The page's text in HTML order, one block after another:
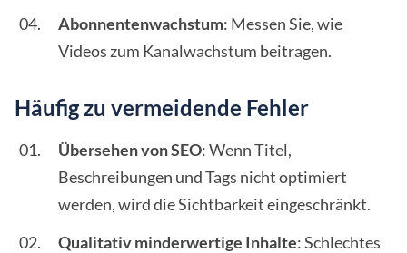
Abonnentenwachstum: Messen Sie, wie
Videos zum Kanalwachstum beitragen.
Häufig zu vermeidende Fehler
Übersehen von SEO: Wenn Titel,
Beschreibungen und Tags nicht optimiert
werden, wird die Sichtbarkeit eingeschränkt.
Qualitativ minderwertige Inhalte: Schlechtes